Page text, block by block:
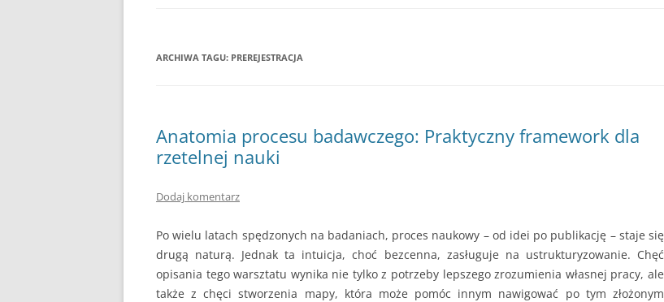
ARCHIWA TAGU: PREREJESTRACJA
Anatomia procesu badawczego: Praktyczny framework dla
rzetelnej nauki
Dodaj komentarz
Po wielu latach spędzonych na badaniach, proces naukowy – od idei po publikację – staje się
drugą naturą. Jednak ta intuicja, choć bezcenna, zasługuje na ustrukturyzowanie. Chęć
opisania tego warsztatu wynika nie tylko z potrzeby lepszego zrozumienia własnej pracy, ale
także z chęci stworzenia mapy, która może pomóc innym nawigować po tym złożonym